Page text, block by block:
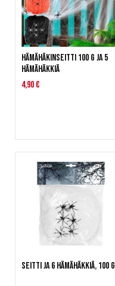
Hämähäkinseitti 100 g ja 5
hämähäkkiä
4,90 €
Seitti ja 6 hämähäkkiä, 100 g